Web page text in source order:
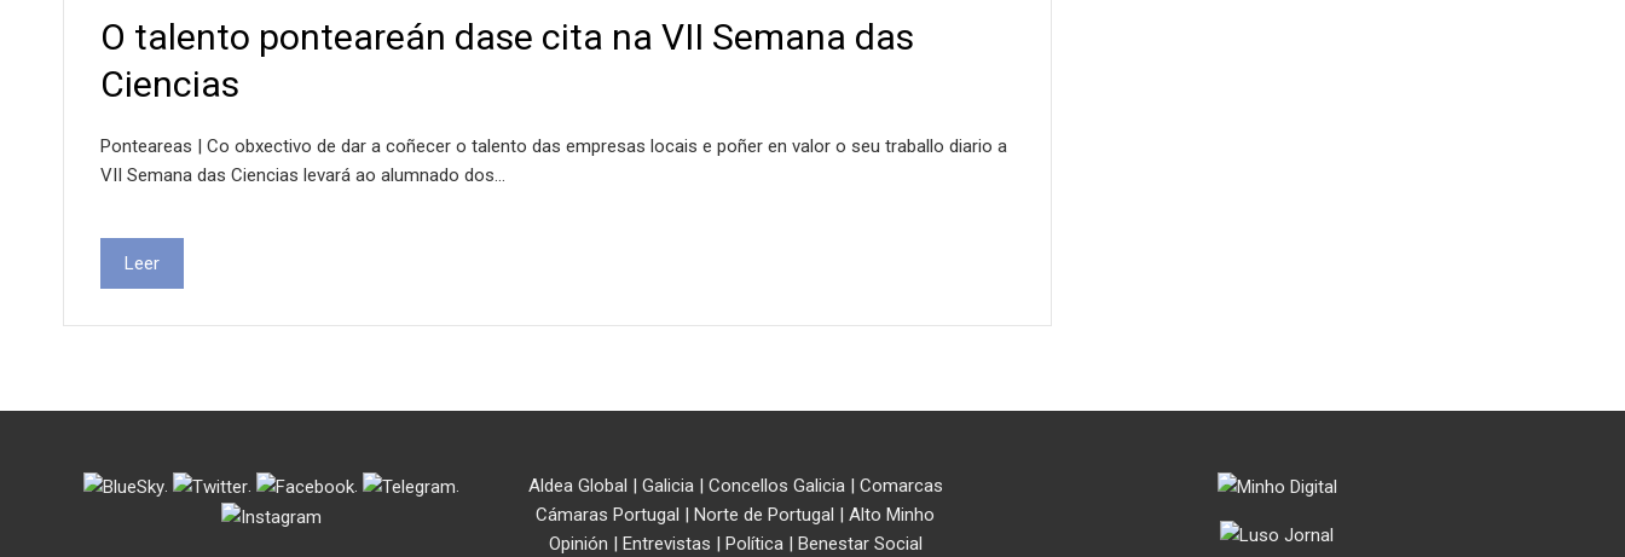
O talento ponteareán dase cita na VII Semana das
Ciencias
Ponteareas | Co obxectivo de dar a coñecer o talento das empresas locais e poñer en valor o seu traballo diario a
VII Semana das Ciencias levará ao alumnado dos…
Leer
. . . . Aldea Global | Galicia| Concellos Galicia| Comarcas
Cámaras Portugal | Norte de Portugal | Alto Minho
Opinión | Entrevistas | Política| Benestar Social